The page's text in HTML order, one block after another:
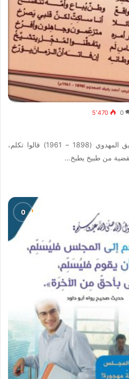
0 5٬470
بقلم: الشاعر الليبي أحمد رفيق المهدوي (1898 – 1961) قالوا تكلم،
من طبيخ يطبخ…